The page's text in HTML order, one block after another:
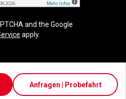
Anfragen | Probefahrt
and the Google
apply.
Impressum